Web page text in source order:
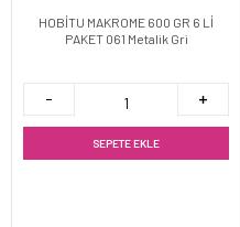
HOBİTU MAKROME 600 GR 6 Lİ
PAKET 061 Metalik Gri
SEPETE EKLE